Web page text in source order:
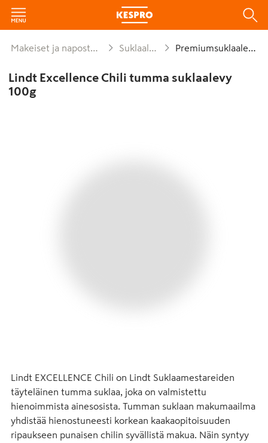
Makeiset ja naposteltavat Suklaalevyt Premiumsuklaalevyt
Lindt Excellence Chili tumma suklaalevy
100g
Lindt EXCELLENCE Chili on Lindt Suklaamestareiden
täyteläinen tumma suklaa, joka on valmistettu
hienoimmista ainesosista. Tumman suklaan makumaailma
yhdistää hienostuneesti korkean kaakaopitoisuuden
ripaukseen punaisen chilin syvällistä makua. Näin syntyy